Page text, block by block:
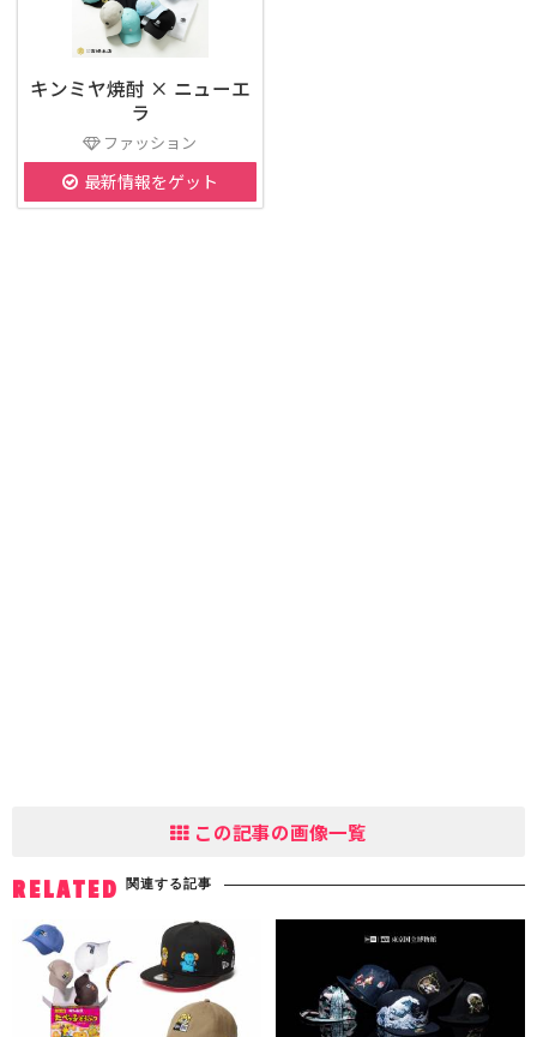
キンミヤ焼酎 × ニューエ
ラ
ファッション
最新情報をゲット
この記事の画像一覧
RELATED 関連する記事